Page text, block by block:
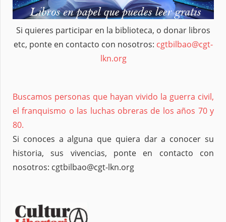
Si quieres participar en la biblioteca, o donar libros
etc, ponte en contacto con nosotros: cgtbilbao@cgt-
lkn.org
Buscamos personas que hayan vivido la guerra civil,
el franquismo o las luchas obreras de los años 70 y
80.
Si conoces a alguna que quiera dar a conocer su
historia, sus vivencias, ponte en contacto con
nosotros: cgtbilbao@cgt-lkn.org